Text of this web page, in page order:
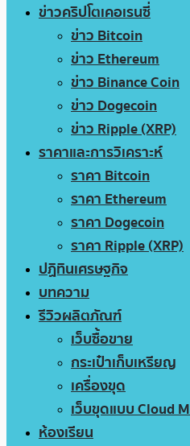
ข่าวคริปโตเคอเรนซี่
ข่าว Bitcoin
ข่าว Ethereum
ข่าว Binance Coin
ข่าว Dogecoin
ข่าว Ripple (XRP)
ราคาและการวิเคราะห์
ราคา Bitcoin
ราคา Ethereum
ราคา Dogecoin
ราคา Ripple (XRP)
ปฏิทินเศรษฐกิจ
บทความ
รีวิวผลิตภัณฑ์
เว็บซื้อขาย
กระเป๋าเก็บเหรียญ
เครื่องขุด
เว็บขุดแบบ Cloud
ห้องเรียน